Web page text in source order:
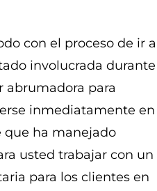
con el proceso de ir a
involucrada durante
abrumadora para
inmediatamente en
que ha manejado
usted trabajar con un
para los clientes en